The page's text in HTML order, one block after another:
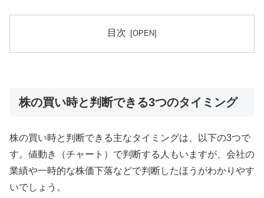
目次
株の買い時と判断できる3つのタイミング
株の買い時と判断できる主なタイミングは、以下の3つで
す。値動き（チャート）で判断する人もいますが、会社の
業績や一時的な株価下落などで判断したほうがわかりやす
いでしょう。